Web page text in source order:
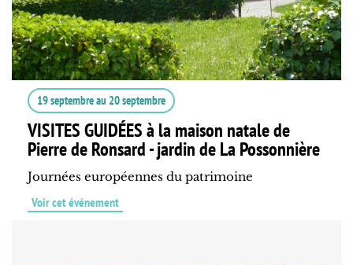
19 septembreau 20 septembre
VISITES GUIDÉES à la maison natale de
Pierre de Ronsard - jardin de La Possonnière
Journées européennes du patrimoine
Voir cet événement